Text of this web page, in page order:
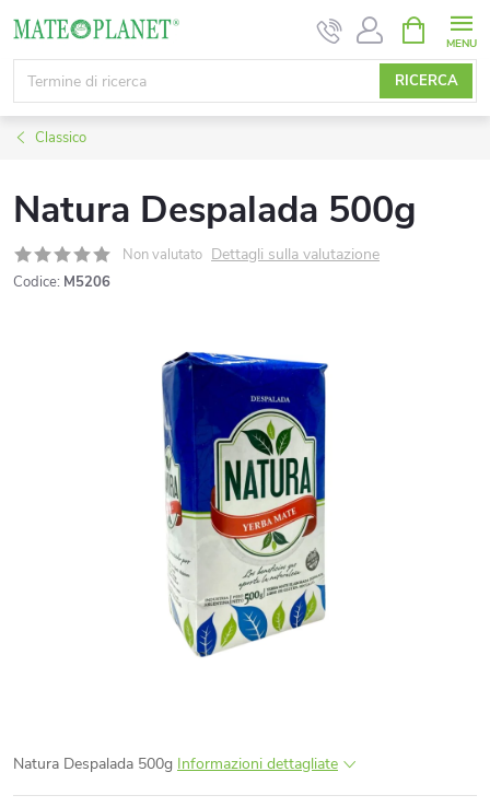
contenuto
RICERCA
DELLA
SPESA
Classico
Natura Despalada 500g
Non valutato Dettagli sulla valutazione
Codice: M5206
Natura Despalada 500g Informazioni dettagliate